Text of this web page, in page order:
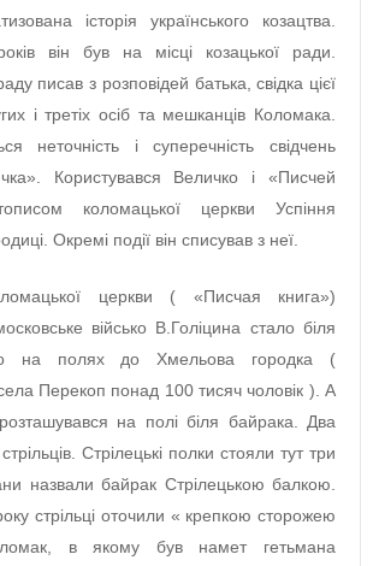
історія українського козацтва.
він був на місці козацької ради.
писав з розповідей батька, свідка цієї
і третіх осіб та мешканців Коломака.
неточність і суперечність свідчень
Користувався Величко і «Писчей
коломацької церкви Успіння
Окремі події він списував з неї.
церкви ( «Писчая книга»)
військо В.Голіцина стало біля
на полях до Хмельова городка (
Перекоп понад 100 тисяч чоловік ). А
на полі біля байрака. Два
Стрілецькі полки стояли тут три
назвали байрак Стрілецькою балкою.
стрільці оточили « крепкою сторожею
в якому був намет гетьмана